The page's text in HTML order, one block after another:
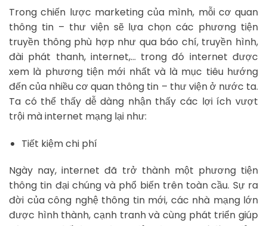
Trong chiến lược marketing của mình, mỗi cơ quan
thông tin – thư viện sẽ lựa chọn các phương tiện
truyền thông phù hợp như qua báo chí, truyền hình,
đài phát thanh, internet,… trong đó internet được
xem là phương tiện mới nhất và là mục tiêu hướng
đến của nhiều cơ quan thông tin – thư viện ở nước ta.
Ta có thể thấy dễ dàng nhận thấy các lợi ích vượt
trội mà internet mạng lại như:
Tiết kiệm chi phí
Ngày nay, internet đã trở thành một phương tiện
thông tin đại chúng và phổ biến trên toàn cầu. Sự ra
đời của công nghệ thông tin mới, các nhà mạng lớn
được hình thành, cạnh tranh và cùng phát triển giúp